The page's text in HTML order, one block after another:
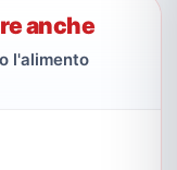
anche
l'alimento